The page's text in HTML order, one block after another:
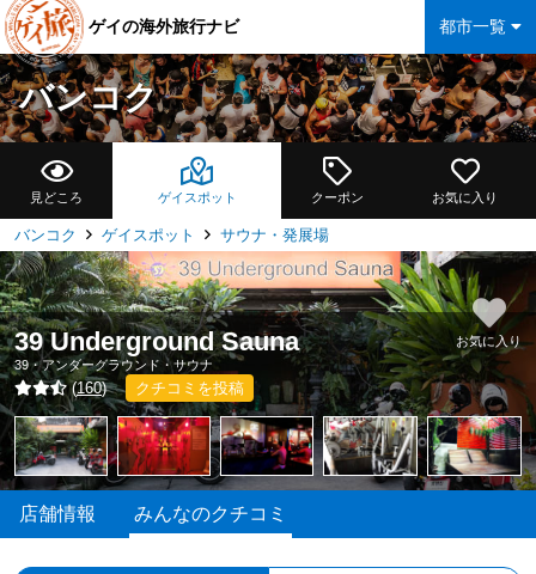
都市一覧
ゲイの海外旅行ナビ
バンコク
見どころ ゲイスポット クーポン お気に入り
バンコク ゲイスポット サウナ・発展場
39 Underground Sauna
39・アンダーグラウンド・サウナ
(160) クチコミを投稿
お気に入り
店舗情報 みんなのクチコミ